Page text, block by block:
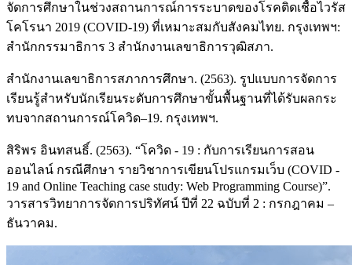
จัดการศึกษาในช่วงสถานการณ์การระบาดของโรคติดเชื้อไวรัส
โคโรนา 2019 (COVID-19) ที่เหมาะสมกับสังคมไทย. กรุงเทพฯ:
สำนักกรรมาธิการ 3 สำนักงานเลขาธิการวุฒิสภา.
สำนักงานเลขาธิการสภาการศึกษา. (2563). รูปแบบการจัดการ
เรียนรู้สำหรับนักเรียนระดับการศึกษาขั้นพื้นฐานที่ได้รับผลกระ
ทบจากสถานการณ์โควิด–19. กรุงเทพฯ.
สิริพร อินทสนธิ์. (2563). “โควิด - 19 : กับการเรียนการสอน
ออนไลน์ กรณีศึกษา รายวิชาการเขียนโปรแกรมเว็บ (COVID -
19 and Online Teaching case study: Web Programming Course)”.
วารสารวิทยาการจัดการปริทัศน์ ปีที่ 22 ฉบับที่ 2 : กรกฎาคม –
ธันวาคม.